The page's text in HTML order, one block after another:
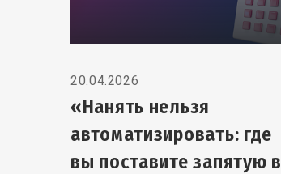
20.04.2026
«Нанять нельзя
автоматизировать: где
вы поставите запятую в